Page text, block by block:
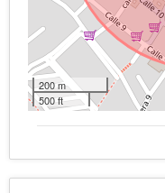
200 m
500 ft